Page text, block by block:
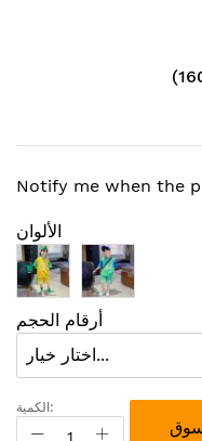
Notify me when the
الألوان
أرقام الحجم
الكمية: